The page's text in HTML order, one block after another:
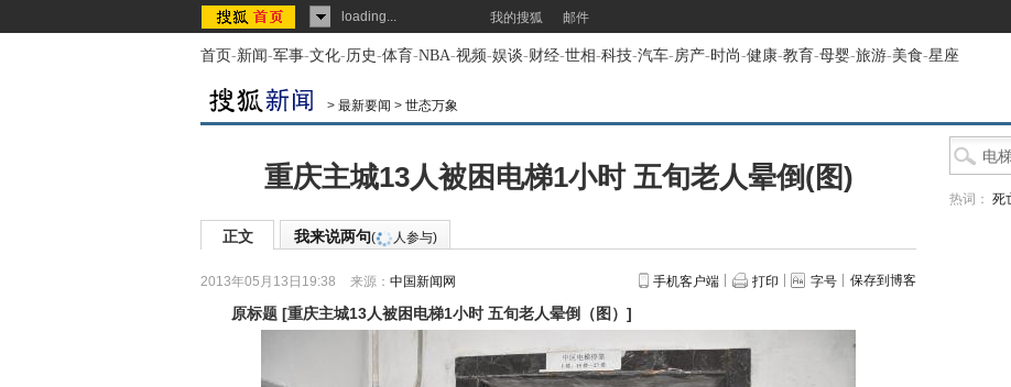
loading... 我的搜狐 邮件
首页-新闻-军事-文化-历史-体育-NBA-视频-娱谈-财经-世相-科技-汽车-房产-时尚-健康-教育-母婴-旅游-美食-星座
> 最新要闻 > 世态万象
重庆主城13人被困电梯1小时 五旬老人晕倒(图)
正文 我来说两句( 人参与)
2013年05月13日19:38 来源： 中国新闻网 手机客户端 打印 字号 保存到博客
原标题 [重庆主城13人被困电梯1小时 五旬老人晕倒（图） ]
热词： 死